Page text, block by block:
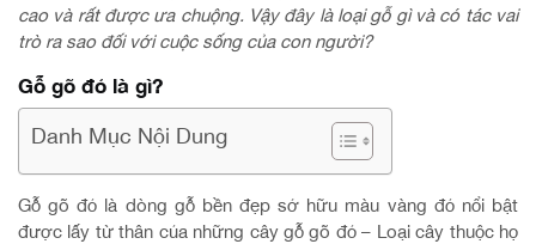
cao và rất được ưa chuộng. Vậy đây là loại gỗ gì và có tác vai
trò ra sao đối với cuộc sống của con người?
Gỗ gõ đỏ là gì?
Danh Mục Nội Dung
Gỗ gõ đỏ là dòng gỗ bền đẹp sở hữu màu vàng đỏ nổi bật
được lấy từ thân của những cây gỗ gõ đỏ – Loại cây thuộc họ